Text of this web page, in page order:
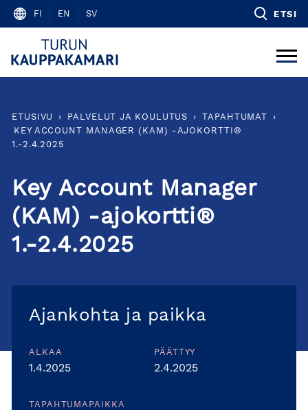
Skip
content
FI EN SV ETSI
ETUSIVU › PALVELUT JA KOULUTUS › TAPAHTUMAT
›
KEY ACCOUNT MANAGER (KAM) -AJOKORTTI®
1.-2.4.2025
Key Account Manager
(KAM) -ajokortti®
1.-2.4.2025
Ajankohta ja paikka
ALKAA
1.4.2025
PÄÄTTYY
2.4.2025
TAPAHTUMAPAIKKA